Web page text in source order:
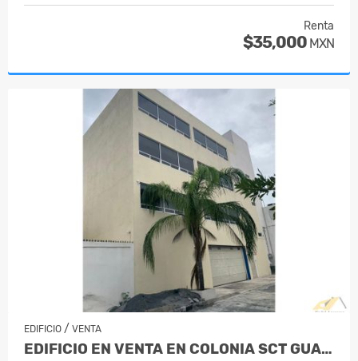
Renta
$35,000 MXN
EDIFICIO / VENTA
EDIFICIO EN VENTA EN COLONIA SCT GUAD…